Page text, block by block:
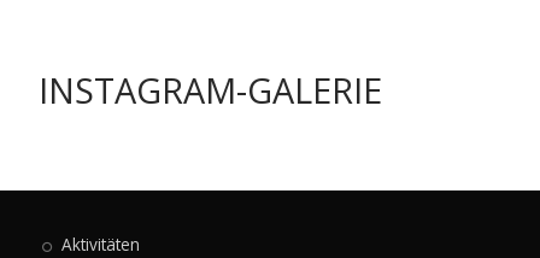
INSTAGRAM-GALERIE
Aktivitäten